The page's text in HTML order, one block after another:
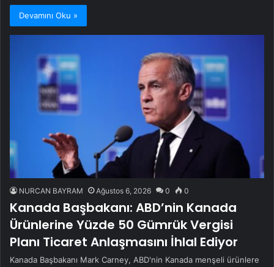
Devamını Oku »
NURCAN BAYRAM Ağustos 6, 2026 0 0
Kanada Başbakanı: ABD’nin Kanada
Ürünlerine Yüzde 50 Gümrük Vergisi
Planı Ticaret Anlaşmasını İhlal Ediyor
Kanada Başbakanı Mark Carney, ABD'nin Kanada menşeli ürünlere